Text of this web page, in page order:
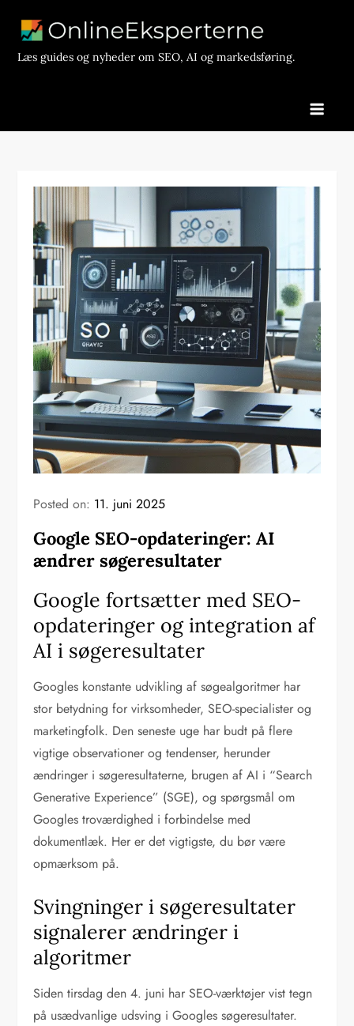
contentLæs guides og nyheder om SEO, AI og markedsføring.
Posted on: 11. juni 2025
Google SEO-opdateringer: AI
ændrer søgeresultater
Google fortsætter med SEO-
opdateringer og integration af
AI i søgeresultater
Googles konstante udvikling af søgealgoritmer har
stor betydning for virksomheder, SEO-specialister og
marketingfolk. Den seneste uge har budt på flere
vigtige observationer og tendenser, herunder
ændringer i søgeresultaterne, brugen af AI i “Search
Generative Experience” (SGE), og spørgsmål om
Googles troværdighed i forbindelse med
dokumentlæk. Her er det vigtigste, du bør være
opmærksom på.
Svingninger i søgeresultater
signalerer ændringer i
algoritmer
Siden tirsdag den 4. juni har SEO-værktøjer vist tegn
på usædvanlige udsving i Googles søgeresultater.